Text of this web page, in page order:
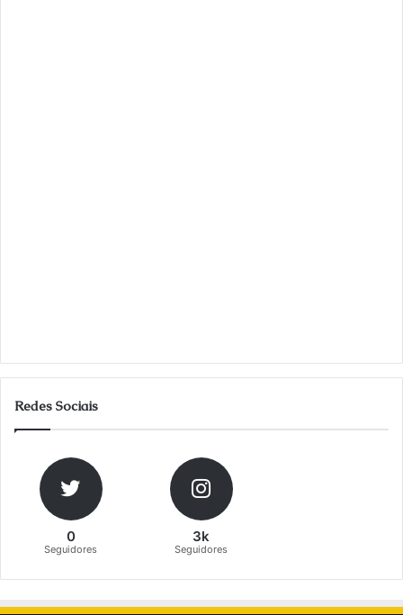
Redes Sociais
0
Seguidores
3k
Seguidores